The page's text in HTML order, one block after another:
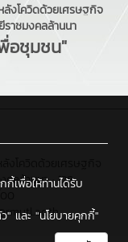
ลังโควิดด้วยเศรษฐกิจ
ราชมงคลล้านนา
อชุมชน"
คลล้านนา : 128
กี้เพื่อให้ท่านได้รับ
" และ "นโยบายคุกกี้"